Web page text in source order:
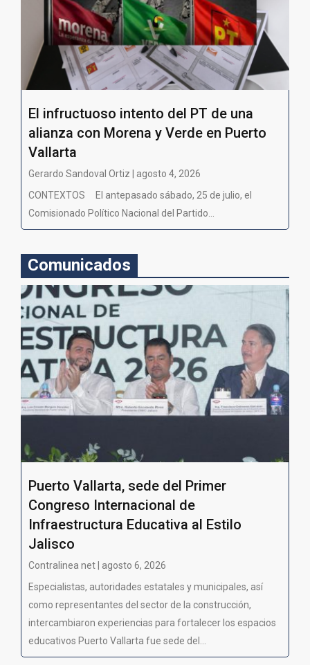
El infructuoso intento del PT de una
alianza con Morena y Verde en Puerto
Vallarta
Gerardo Sandoval Ortiz | agosto 4, 2026
CONTEXTOS El antepasado sábado, 25 de julio, el
Comisionado Político Nacional del Partido...
Comunicados
Puerto Vallarta, sede del Primer
Congreso Internacional de
Infraestructura Educativa al Estilo
Jalisco
Contralinea net | agosto 6, 2026
Especialistas, autoridades estatales y municipales, así
como representantes del sector de la construcción,
intercambiaron experiencias para fortalecer los espacios
educativos Puerto Vallarta fue sede del...